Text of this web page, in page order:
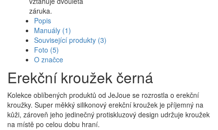
záruka.
Popis
Manuály (1)
Související produkty (3)
Foto (5)
O značce
Erekční kroužek černá
Kolekce oblíbených produktů od JeJoue se rozrostla o erekční
kroužky. Super měkký silikonový erekční kroužek je příjemný na
kůži, zároveň jeho jedinečný protiskluzový design udržuje kroužek
na místě po celou dobu hraní.